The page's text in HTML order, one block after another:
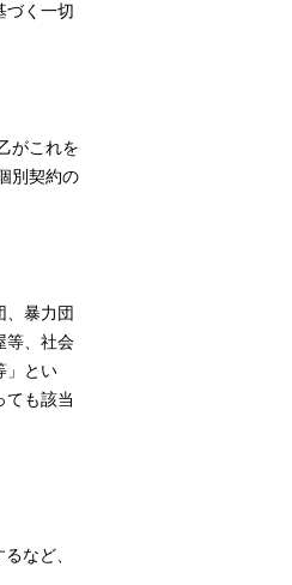
づく一切
がこれを
別契約の
、暴力団
等、社会
」とい
ても該当
など、